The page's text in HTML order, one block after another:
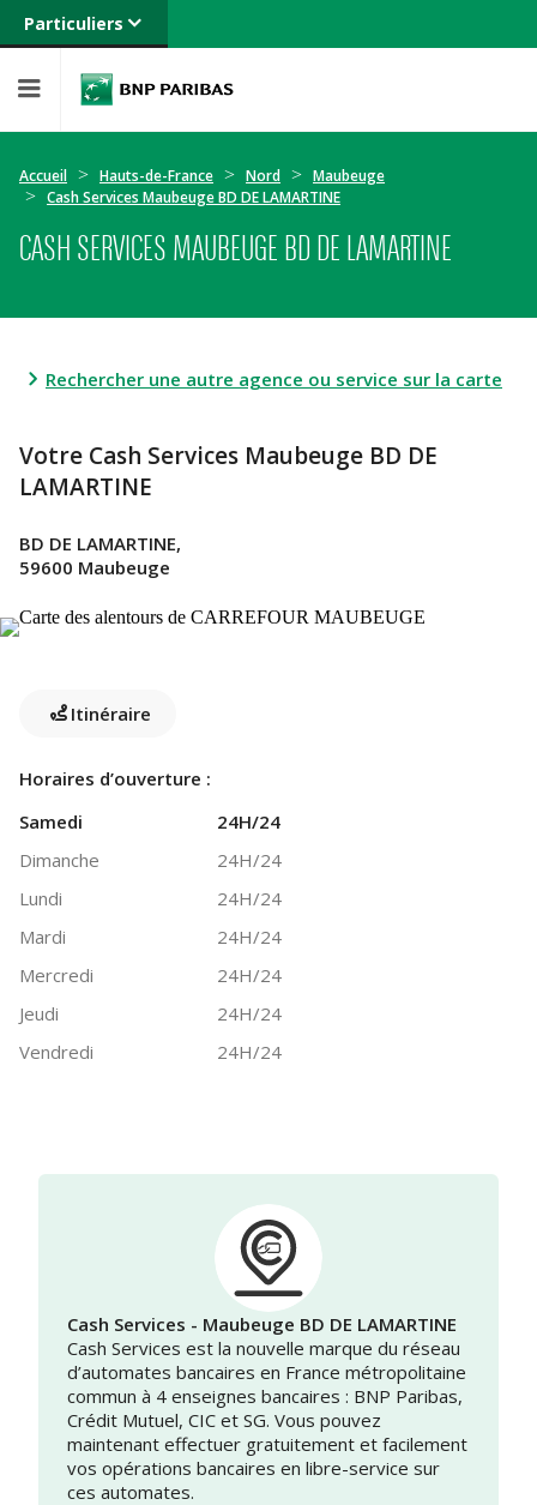
Particuliers
Banque privée
Entreprises
Accueil Hauts-de-France Nord
Maubeuge
Cash Services Maubeuge BD DE LAMARTINE
CASH SERVICES MAUBEUGE BD DE LAMARTINE
Rechercher une autre agence ou service sur la carte
Votre Cash Services Maubeuge BD DE
LAMARTINE
BD DE LAMARTINE,
59600 Maubeuge
Itinéraire
Horaires d’ouverture :
Samedi
24H/24
Dimanche
24H/24
Lundi
24H/24
Mardi
24H/24
Mercredi
24H/24
Jeudi
24H/24
Vendredi
24H/24
Cash Services - Maubeuge BD DE LAMARTINE
Cash Services est la nouvelle marque du réseau
d’automates bancaires en France métropolitaine
commun à 4 enseignes bancaires : BNP Paribas,
Crédit Mutuel, CIC et SG. Vous pouvez
maintenant effectuer gratuitement et facilement
vos opérations bancaires en libre-service sur
ces automates.